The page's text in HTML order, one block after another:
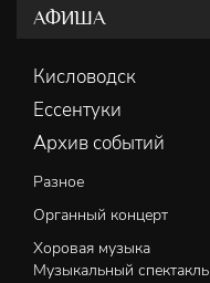
АФИША
Кисловодск
Ессентуки
Архив событий
Разное
Органный концерт
Хоровая музыка
Музыкальный спектакль